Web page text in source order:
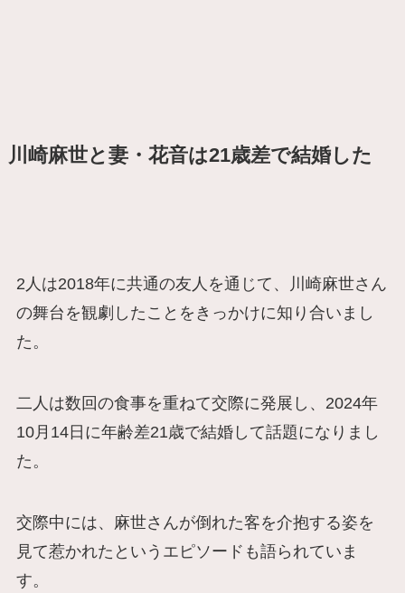
川崎麻世と妻・花音は21歳差で結婚した
2人は2018年に共通の友人を通じて、川崎麻世さん
の舞台を観劇したことをきっかけに知り合いまし
た。
二人は数回の食事を重ねて交際に発展し、2024年
10月14日に年齢差21歳で結婚して話題になりまし
た。
​交際中には、麻世さんが倒れた客を介抱する姿を
見て惹かれたというエピソードも語られていま
す。